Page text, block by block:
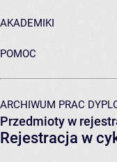
AKADEMIKI
POMOC
ARCHIWUM PRAC
Przedmioty w
Rejestracja w